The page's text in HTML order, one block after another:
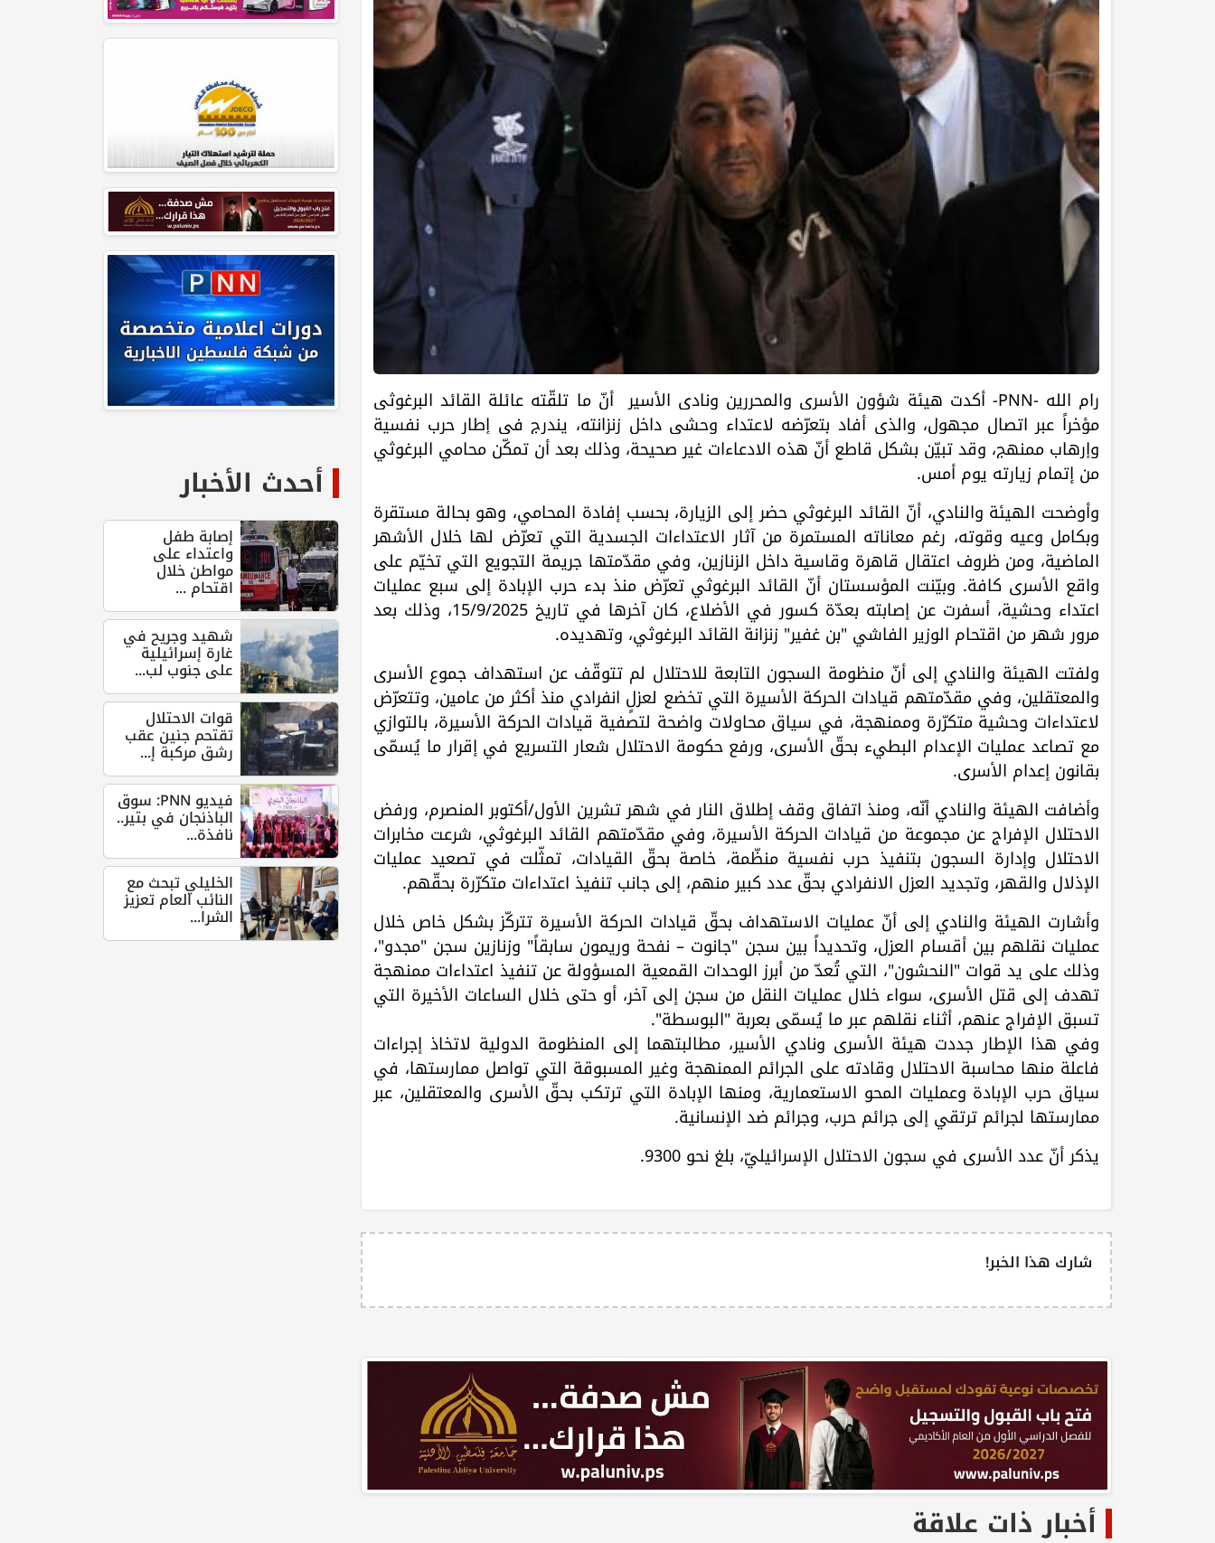
رام الله -PNN- أكدت هيئة شؤون الأسرى والمحررين ونادي الأسير أنّ ما تلقّته عائلة القائد البرغوثي
مؤخراً عبر اتصال مجهول، والذي أفاد بتعرّضه لاعتداء وحشي داخل زنزانته، يندرج في إطار حربٍ نفسية
وإرهابٍ ممنهج، وقد تبيّن بشكل قاطع أنّ هذه الادعاءات غير صحيحة، وذلك بعد أن تمكّن محامي البرغوثي
من إتمام زيارته يوم أمس.
وأوضحت الهيئة والنادي، أنّ القائد البرغوثي حضر إلى الزيارة، بحسب إفادة المحامي، وهو بحالة مستقرة
وبكامل وعيه وقوته، رغم معاناته المستمرة من آثار الاعتداءات الجسدية التي تعرّض لها خلال الأشهر
الماضية، ومن ظروف اعتقال قاهرة وقاسية داخل الزنازين، وفي مقدّمتها جريمة التجويع التي تخيّم على
واقع الأسرى كافة. وبيّنت المؤسستان أنّ القائد البرغوثي تعرّض منذ بدء حرب الإبادة إلى سبع عمليات
اعتداء وحشية، أسفرت عن إصابته بعدّة كسور في الأضلاع، كان آخرها في تاريخ 15/9/2025، وذلك بعد
مرور شهر من اقتحام الوزير الفاشي "بن غفير" زنزانة القائد البرغوثي، وتهديده.
ولفتت الهيئة والنادي إلى أنّ منظومة السجون التابعة للاحتلال لم تتوقّف عن استهداف جموع الأسرى
والمعتقلين، وفي مقدّمتهم قيادات الحركة الأسيرة التي تخضع لعزلٍ انفرادي منذ أكثر من عامين، وتتعرّض
لاعتداءات وحشية متكرّرة وممنهجة، في سياق محاولات واضحة لتصفية قيادات الحركة الأسيرة، بالتوازي
مع تصاعد عمليات الإعدام البطيء بحقّ الأسرى، ورفع حكومة الاحتلال شعار التسريع في إقرار ما يُسمّى
بقانون إعدام الأسرى.
وأضافت الهيئة والنادي أنّه، ومنذ اتفاق وقف إطلاق النار في شهر تشرين الأول/أكتوبر المنصرم، ورفض
الاحتلال الإفراج عن مجموعة من قيادات الحركة الأسيرة، وفي مقدّمتهم القائد البرغوثي، شرعت مخابرات
الاحتلال وإدارة السجون بتنفيذ حرب نفسية منظّمة، خاصة بحقّ القيادات، تمثّلت في تصعيد عمليات
الإذلال والقهر، وتجديد العزل الانفرادي بحقّ عدد كبير منهم، إلى جانب تنفيذ اعتداءات متكرّرة بحقّهم.
وأشارت الهيئة والنادي إلى أنّ عمليات الاستهداف بحقّ قيادات الحركة الأسيرة تتركّز بشكل خاص خلال
عمليات نقلهم بين أقسام العزل، وتحديداً بين سجن "جانوت – نفحة وريمون سابقاً" وزنازين سجن "مجدو"،
وذلك على يد قوات "النحشون"، التي تُعدّ من أبرز الوحدات القمعية المسؤولة عن تنفيذ اعتداءات ممنهجة
تهدف إلى قتل الأسرى، سواء خلال عمليات النقل من سجن إلى آخر، أو حتى خلال الساعات الأخيرة التي
تسبق الإفراج عنهم، أثناء نقلهم عبر ما يُسمّى بعربة "البوسطة".
وفي هذا الإطار جددت هيئة الأسرى ونادي الأسير، مطالبتهما إلى المنظومة الدولية لاتخاذ إجراءات
فاعلة منها محاسبة الاحتلال وقادته على الجرائم الممنهجة وغير المسبوقة التي تواصل ممارستها، في
سياق حرب الإبادة وعمليات المحو الاستعمارية، ومنها الإبادة التي ترتكب بحقّ الأسرى والمعتقلين، عبر
ممارستها لجرائم ترتقي إلى جرائم حرب، وجرائم ضد الإنسانية.
يذكر أنّ عدد الأسرى في سجون الاحتلال الإسرائيليّ، بلغ نحو 9300.
شارك هذا الخبر!
أخبار ذات علاقة
أحدث الأخبار
إصابة طفل
واعتداء على
مواطن خلال
اقتحام ...
شهيد وجريح في
غارة إسرائيلية
على جنوب لب...
قوات الاحتلال
تقتحم جنين عقب
رشق مركبة إ...
فيديو PNN: سوق
الباذنجان في بتير..
نافذة...
الخليلي تبحث مع
النائب العام تعزيز
الشرا...